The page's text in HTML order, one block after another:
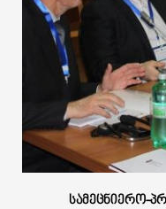
ᲡᲐᲛᲔᲪᲜᲘᲔᲠᲝ-